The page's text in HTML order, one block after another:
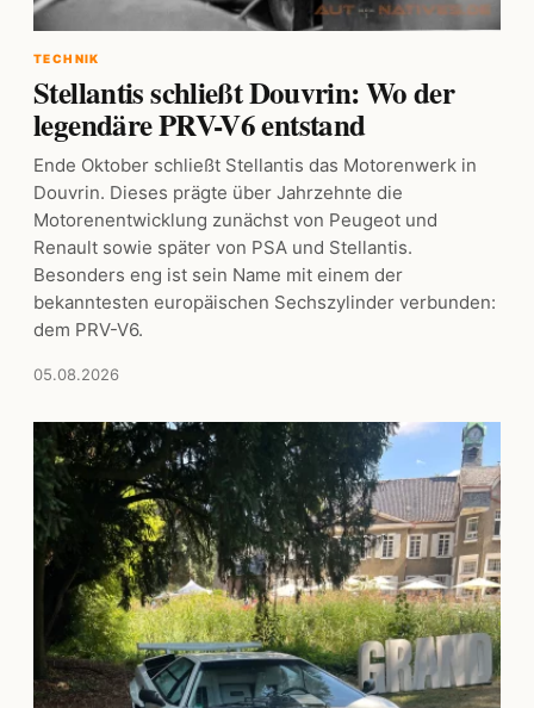
TECHNIK
Stellantis schließt Douvrin: Wo der
legendäre PRV-V6 entstand
Ende Oktober schließt Stellantis das Motorenwerk in
Douvrin. Dieses prägte über Jahrzehnte die
Motorenentwicklung zunächst von Peugeot und
Renault sowie später von PSA und Stellantis.
Besonders eng ist sein Name mit einem der
bekanntesten europäischen Sechszylinder verbunden:
dem PRV-V6.
05.08.2026